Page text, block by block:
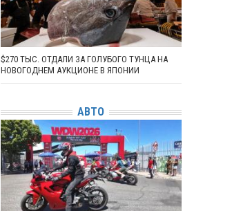
$270 ТЫС. ОТДАЛИ ЗА ГОЛУБОГО ТУНЦА НА
НОВОГОДНЕМ АУКЦИОНЕ В ЯПОНИИ
АВТО